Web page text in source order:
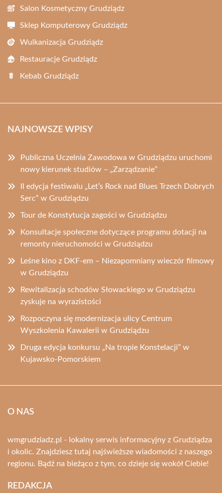
Salon Kosmetyczny Grudziądz
Sklep Komputerowy Grudziądz
Wulkanizacja Grudziądz
Restauracje Grudziądz
Kebab Grudziądz
NAJNOWSZE WPISY
Publiczna Uczelnia Zawodowa w Grudziądzu uruchomi
nowy kierunek studiów – „Zarządzanie”
II edycja festiwalu „Let’s Rock nad Blues Trzech Dobrych
Serc” w Grudziądzu
Tour de Konstytucja zagości w Grudziądzu
Konsultacje społeczne dotyczące programu dotacji na
remonty nieruchomości w Grudziądzu
Leśne kino z DKF-em – Niezapomniany wieczór filmowy
w Grudziądzu
Rewitalizacja schodów Słowackiego w Grudziądzu
zyskuje na wyrazistości
Rozpoczyna się modernizacja ulicy Centrum
Wyszkolenia Kawalerii w Grudziądzu
Druga edycja konkursu „Na tropie Konstelacji” w
Kujawsko-Pomorskiem
O NAS
wmgrudziadz.pl - lokalny serwis informacyjny z Grudziądza
i okolic. Znajdziesz tutaj najświeższe wiadomości z naszego
regionu. Bądź na bieżąco z tym, co dzieje się wokół Ciebie!
REDAKCJA